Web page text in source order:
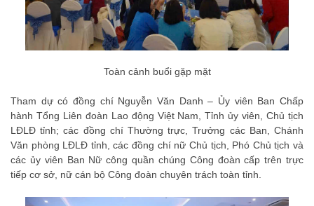
Toàn cảnh buổi gặp mặt
Tham dự có đồng chí Nguyễn Văn Danh – Ủy viên Ban Chấp
hành Tổng Liên đoàn Lao động Việt Nam, Tỉnh ủy viên, Chủ tịch
LĐLĐ tỉnh; các đồng chí Thường trực, Trưởng các Ban, Chánh
Văn phòng LĐLĐ tỉnh, các đồng chí nữ Chủ tịch, Phó Chủ tịch và
các ủy viên Ban Nữ công quần chúng Công đoàn cấp trên trực
tiếp cơ sở, nữ cán bộ Công đoàn chuyên trách toàn tỉnh.